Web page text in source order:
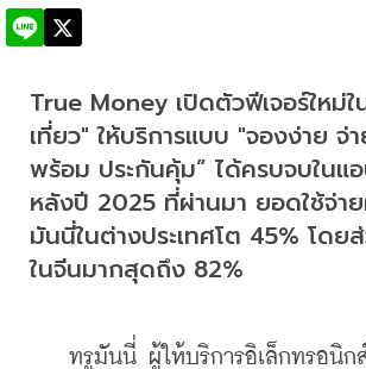
​​True Money เปิดตัวฟีเจอร์ใหม่
เที่ยว" ให้บริการแบบ "จองง่าย จ่
พร้อม ประกันคุ้ม” ได้ครบจบในแ
หลังปี 2025 ที่ผ่านมา ยอดใช้จ่า
มันนี่ในต่างประเทศโต 45% โดย
ในจีนมากสุดถึง 82%
ทรูมันนี่ ผู้ให้บริการอิเล็กทรอนิกส์